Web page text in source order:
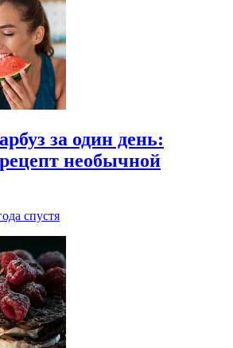
за один день:
необычной
спустя